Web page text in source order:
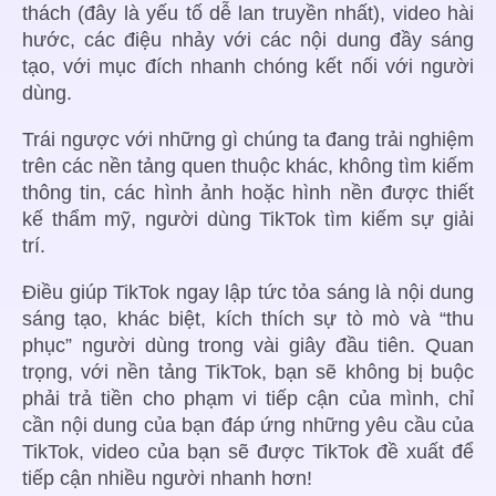
thách (đây là yếu tố dễ lan truyền nhất), video hài
hước, các điệu nhảy với các nội dung đầy sáng
tạo, với mục đích nhanh chóng kết nối với người
dùng.
Trái ngược với những gì chúng ta đang trải nghiệm
trên các nền tảng quen thuộc khác, không tìm kiếm
thông tin, các hình ảnh hoặc hình nền được thiết
kế thẩm mỹ, người dùng TikTok tìm kiếm sự giải
trí.
Điều giúp TikTok ngay lập tức tỏa sáng là nội dung
sáng tạo, khác biệt, kích thích sự tò mò và “thu
phục” người dùng trong vài giây đầu tiên. Quan
trọng, với nền tảng TikTok, bạn sẽ không bị buộc
phải trả tiền cho phạm vi tiếp cận của mình, chỉ
cần nội dung của bạn đáp ứng những yêu cầu của
TikTok, video của bạn sẽ được TikTok đề xuất để
tiếp cận nhiều người nhanh hơn!